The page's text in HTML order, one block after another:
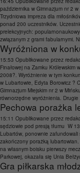
października w Gimnazjum nr 2
Trzydniowa impreza dla
ponad 200 uczestników.
prelekcyjnych:
związanym z grami fabularnymi.
Wyróżniona w
15:53 Opublikowane przez
Finałowej na Zamku Królewskim
2008?. Wyróżnienie w tym
w Lubartowie, Edyta Borowicz ?
Gimnazjum Miejskim nr 2 w
równorzędne wyróżnienia. Drugie
Pechowa porażka
15:11 Opublikowane przez
sędziowie pod presją tłumu W
Lubartów, ponownie zafundowali
zakończony porażką
na własnym boisku pierwszy
Parkowej, okazała się Unia
Gra piłkarska